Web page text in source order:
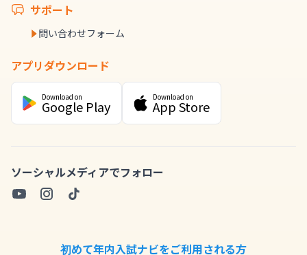
サポート
問い合わせフォーム
アプリダウンロード
Download on
Google Play
Download on
App Store
ソーシャルメディアでフォロー
初めて年内入試ナビをご利用される方